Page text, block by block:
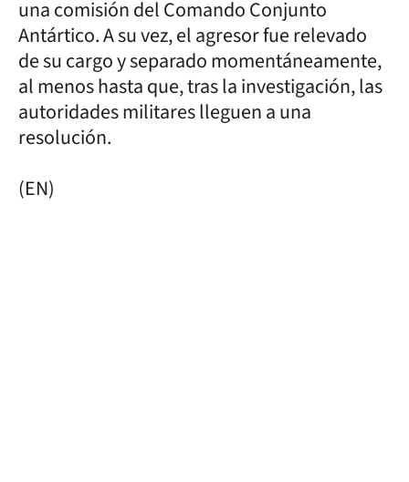
una comisión del Comando Conjunto
Antártico. A su vez, el agresor fue relevado
de su cargo y separado momentáneamente,
al menos hasta que, tras la investigación, las
autoridades militares lleguen a una
resolución.
(EN)